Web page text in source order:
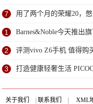
机吧
7 用了两个月的荣耀20，
1 Barnes&Noble今天推出
2 评测vivo Z6手机 值得购
3 打造健康轻奢生活
关于我们 联系我们 XML